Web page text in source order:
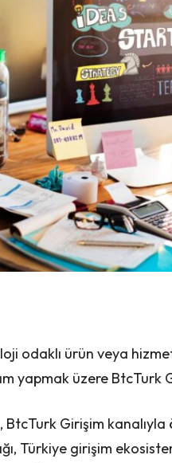
odaklı ürün veya
yapmak üzere BtcTurk
Girişim kanalıyla
Türkiye girişim